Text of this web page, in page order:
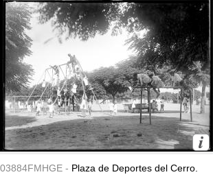
03884FMHGE - Plaza de Deportes del Cerro.